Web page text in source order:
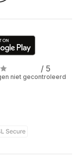
/ 5
niet gecontroleerd